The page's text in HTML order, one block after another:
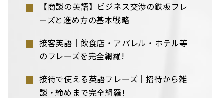
【商談の英語】ビジネス交渉の鉄板フレ
ーズと進め方の基本戦略
接客英語｜飲食店・アパレル・ホテル等
のフレーズを完全網羅!
接待で使える英語フレーズ｜招待から雑
談・締めまで完全網羅!